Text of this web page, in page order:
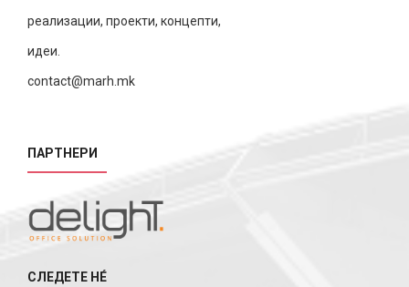
реализации, проекти, концепти,
идеи.
contact@marh.mk
ПАРТНЕРИ
СЛЕДЕТЕ НÉ